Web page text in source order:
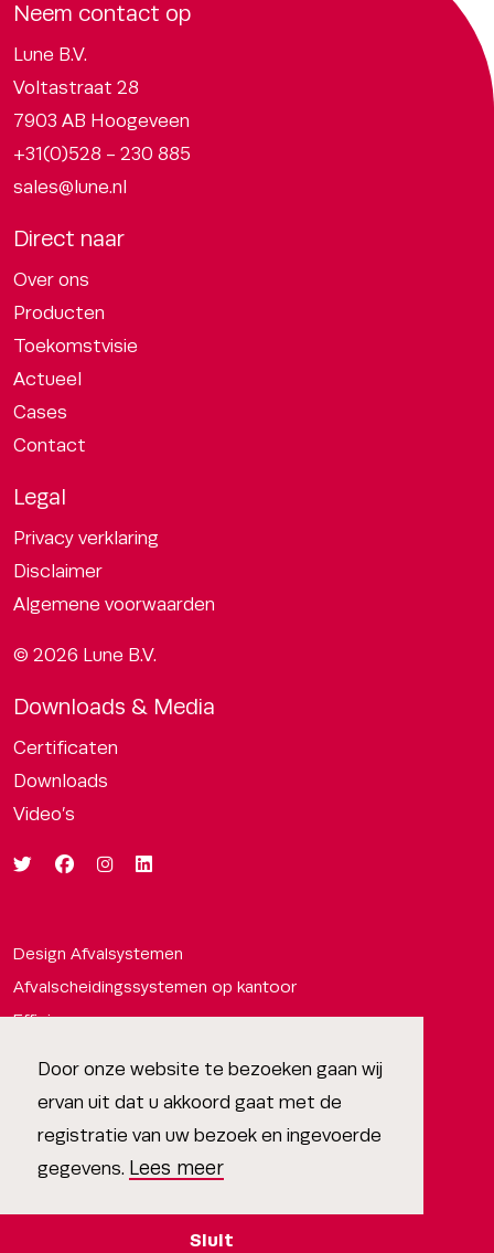
Door onze website te bezoeken gaan wij
ervan uit dat u akkoord gaat met de
registratie van uw bezoek en ingevoerde
gegevens. Lees meer
Sluit
Neem contact op
Lune B.V.
Voltastraat 28
7903 AB Hoogeveen
+31(0)528 - 230 885
sales@lune.nl
Direct naar
Over ons
Producten
Toekomstvisie
Actueel
Cases
Contact
Legal
Privacy verklaring
Disclaimer
Algemene voorwaarden
© 2026 Lune B.V.
Downloads & Media
Certificaten
Downloads
Video’s
Design Afvalsystemen
Afvalscheidingssystemen op kantoor
Efficiency